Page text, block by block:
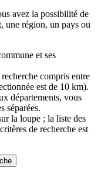
avez la possibilité de
une région, un pays ou
et ses
compris entre
est de 10 km).
départements, vous
séparées.
la loupe ; la liste des
de recherche est